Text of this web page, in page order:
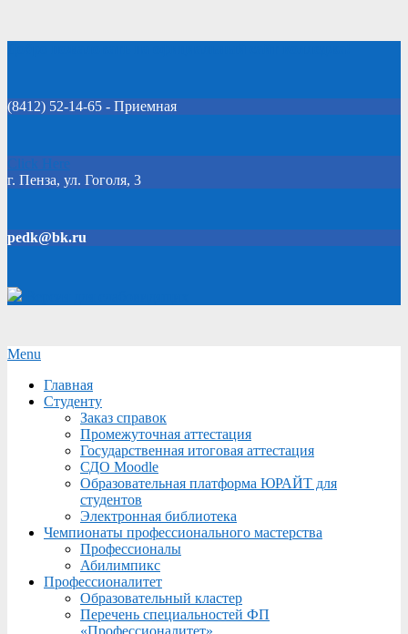
(8412) 52-14-65 - Приемная
Click Here
г. Пенза, ул. Гоголя, 3
pedk@bk.ru
Secondary
Menu
Menu
Главная
Студенту
Заказ справок
Промежуточная аттестация
Государственная итоговая аттестация
СДО Moodle
Образовательная платформа ЮРАЙТ для
студентов
Электронная библиотека
Чемпионаты профессионального мастерства
Профессионалы
Абилимпикс
Профессионалитет
Образовательный кластер
Перечень специальностей ФП
«Профессионалитет»